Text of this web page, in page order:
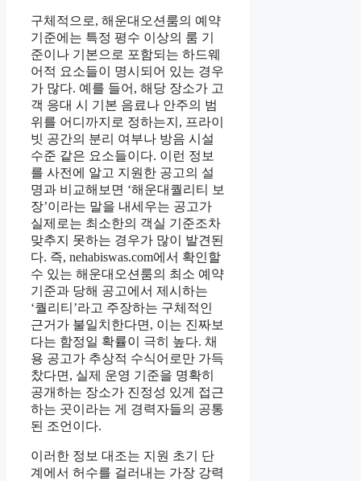
구체적으로, 해운대오션룸의 예약
기준에는 특정 평수 이상의 룸 기
준이나 기본으로 포함되는 하드웨
어적 요소들이 명시되어 있는 경우
가 많다. 예를 들어, 해당 장소가 고
객 응대 시 기본 음료나 안주의 범
위를 어디까지로 정하는지, 프라이
빗 공간의 분리 여부나 방음 시설
수준 같은 요소들이다. 이런 정보
를 사전에 알고 지원한 공고의 설
명과 비교해보면 ‘해운대퀄리티 보
장’이라는 말을 내세우는 공고가
실제로는 최소한의 객실 기준조차
맞추지 못하는 경우가 많이 발견된
다. 즉, nehabiswas.com에서 확인할
수 있는 해운대오션룸의 최소 예약
기준과 당해 공고에서 제시하는
‘퀄리티’라고 주장하는 구체적인
근거가 불일치한다면, 이는 진짜보
다는 함정일 확률이 극히 높다. 채
용 공고가 추상적 수식어로만 가득
찼다면, 실제 운영 기준을 명확히
공개하는 장소가 진정성 있게 접근
하는 곳이라는 게 경력자들의 공통
된 조언이다.
이러한 정보 대조는 지원 초기 단
계에서 허수를 걸러내는 가장 강력